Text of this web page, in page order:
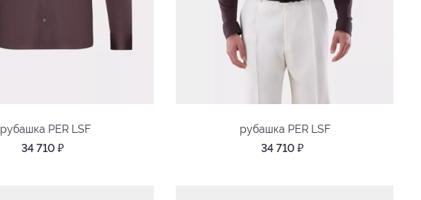
рубашка PER LSF
34 710 ₽
рубашка PER LSF
34 710 ₽